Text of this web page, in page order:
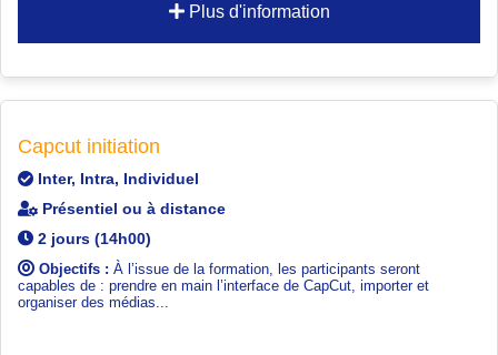
Plus d'information
Capcut initiation
Inter, Intra, Individuel
Présentiel ou à distance
2 jours (14h00)
Objectifs : À l’issue de la formation, les participants seront
capables de : prendre en main l’interface de CapCut, importer et
organiser des médias...